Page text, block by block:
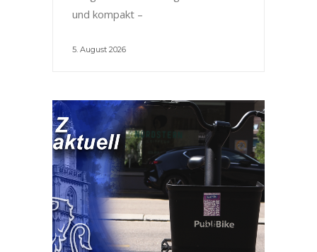
und kompakt –
5. August 2026